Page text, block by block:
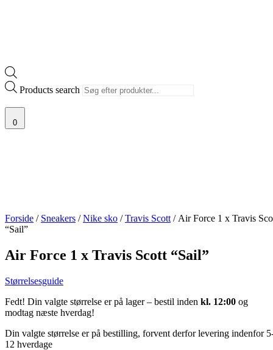
Products search
0
Forside / Sneakers /Nike sko /Travis Scott / Air Force 1 x Travis
“Sail”
Air Force 1 x Travis Scott “Sail”
Størrelsesguide
Fedt! Din valgte størrelse er på lager – bestil inden kl. 12:00 og
modtag næste hverdag!
Din valgte størrelse er på bestilling, forvent derfor levering indenfor
12 hverdage